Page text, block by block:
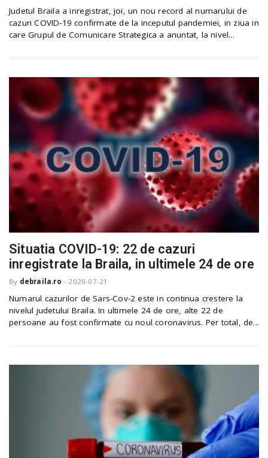
Judetul Braila a inregistrat, joi, un nou record al numarului de
cazuri COVID-19 confirmate de la inceputul pandemiei, in ziua in
care Grupul de Comunicare Strategica a anuntat, la nivel...
Situatia COVID-19: 22 de cazuri
inregistrate la Braila, in ultimele 24 de ore
By debraila.ro - 2020-07-21
Numarul cazurilor de Sars-Cov-2 este in continua crestere la
nivelul judetului Braila. In ultimele 24 de ore, alte 22 de
persoane au fost confirmate cu noul coronavirus. Per total, de...